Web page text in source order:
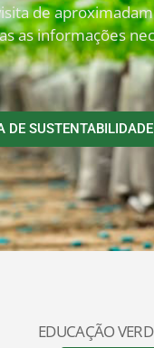
de
as informações
DE SUSTENTABILIDADE
EDUCAÇÃO